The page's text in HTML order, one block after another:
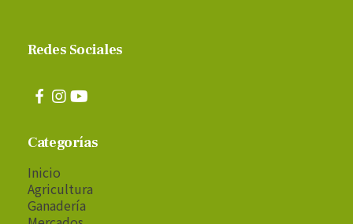
Redes Sociales
Categorías
Inicio
Agricultura
Ganadería